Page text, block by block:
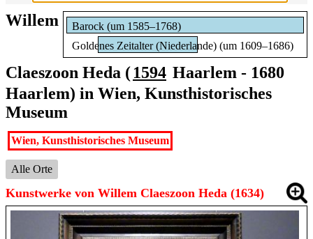
Barock (um 1585–1768)
Goldenes Zeitalter (Niederlande) (um 1609–1686)
Willem
Claeszoon Heda (1594 Haarlem - 1680
Haarlem) in Wien, Kunsthistorisches
Museum
Wien, Kunsthistorisches Museum
Alle Orte
Kunstwerke von Willem Claeszoon Heda (1634)